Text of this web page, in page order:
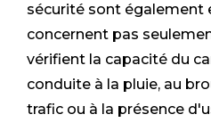
sécurité sont également
concernent pas
vérifient la capacité du
conduite à la pluie, au
trafic ou à la présence